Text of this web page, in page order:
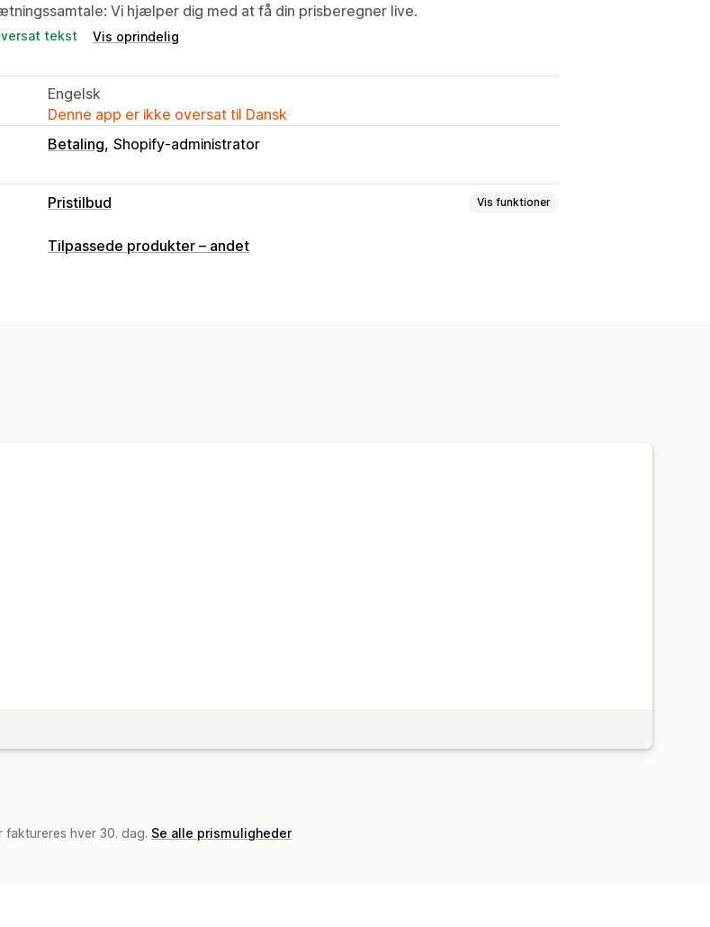
Vi hjælper dig med at få din prisberegner live.
tekst Vis oprindelig
Engelsk
Denne app er ikke oversat til Dansk
Betaling Shopify-administrator
Pristilbud Vis funktioner
Prisregler
Tilpassede produkter – andet
hver 30. dag. Se alle prismuligheder